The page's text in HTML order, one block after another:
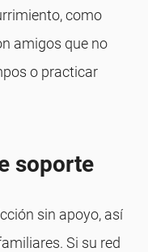
como
amigos que no
o practicar
soporte
sin apoyo, así
Si su red